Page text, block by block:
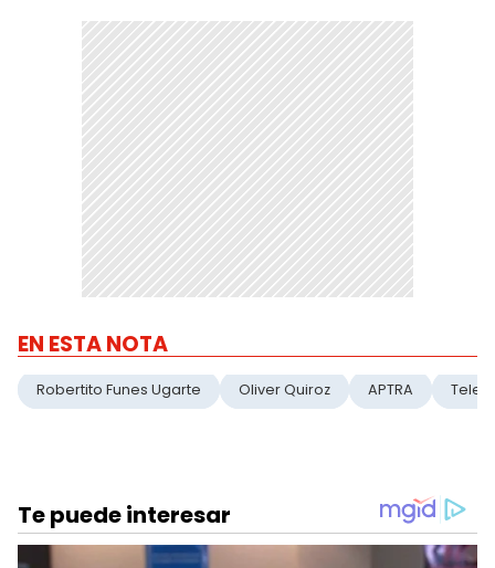
EN ESTA NOTA
Robertito Funes Ugarte Oliver Quiroz APTRA Telefe